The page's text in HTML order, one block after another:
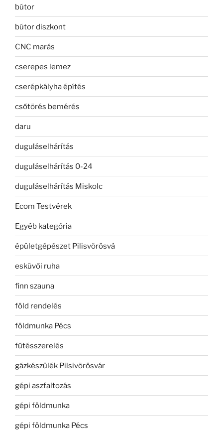
bútor
bútor diszkont
CNC marás
cserepes lemez
cserépkályha építés
csőtörés bemérés
daru
duguláselhárítás
duguláselhárítás 0-24
duguláselhárítás Miskolc
Ecom Testvérek
Egyéb kategória
épületgépészet Pilisvörösvá
esküvői ruha
finn szauna
föld rendelés
földmunka Pécs
fűtésszerelés
gázkészülék Pilsivörösvár
gépi aszfaltozás
gépi földmunka
gépi földmunka Pécs